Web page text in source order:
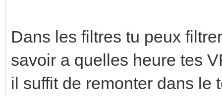
Dans les filtres tu peux
savoir a quelles heure tes
il suffit de remonter dans le